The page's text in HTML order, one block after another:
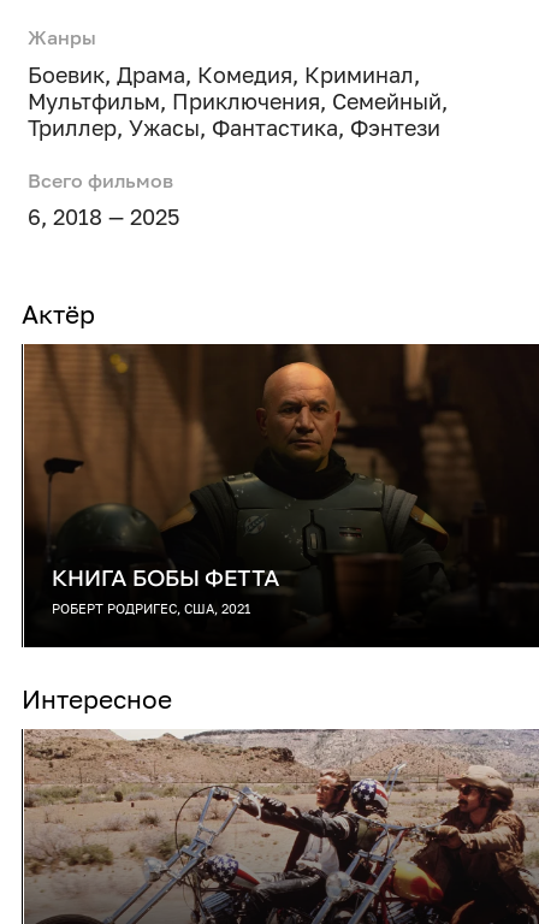
Жанры
Боевик, Драма, Комедия, Криминал,
Мультфильм, Приключения, Семейный,
Триллер, Ужасы, Фантастика, Фэнтези
Всего фильмов
6, 2018 — 2025
Актёр
КНИГА БОБЫ ФЕТТА
РОБЕРТ РОДРИГЕС, США, 2021
Интересное